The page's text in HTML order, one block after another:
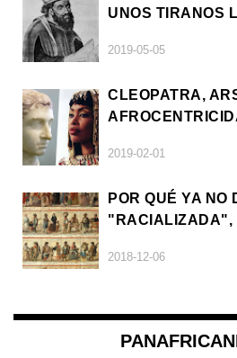
UNOS TIRANOS
2019-05-05
CLEOPATRA,
2019-02-01
POR QUÉ YA NO
"RACIALIZADA",
2018-12-06